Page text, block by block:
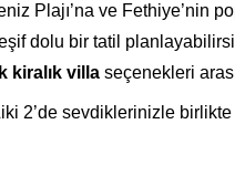
Plajı’na ve Fethiye’nin
dolu bir tatil
kiralık villa seçenekleri
2’de sevdiklerinizle